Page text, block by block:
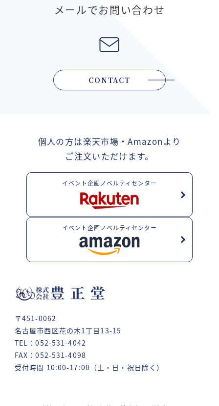
メールでお問い合わせ
CONTACT
〒451-0062
名古屋市西区花の木1丁目13-15
TEL：052-531-4042
FAX：052-531-4098
受付時間 10:00-17:00（土・日・祝日除く）
個人の方は楽天市場・Amazonより
ご注文いただけます。
イベント企画ノベルティセンター
イベント企画ノベルティセンター